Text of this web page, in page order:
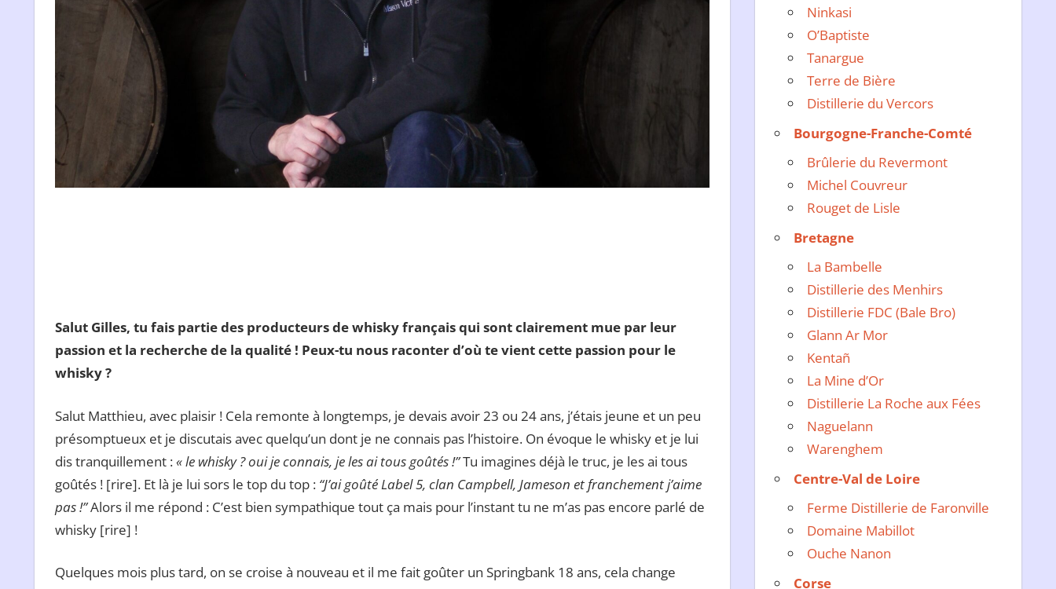
Salut Gilles, tu fais partie des producteurs de whisky français qui sont clairement mue par leur
passion et la recherche de la qualité ! Peux-tu nous raconter d’où te vient cette passion pour le
whisky ?
Salut Matthieu, avec plaisir ! Cela remonte à longtemps, je devais avoir 23 ou 24 ans, j’étais jeune et un peu
présomptueux et je discutais avec quelqu’un dont je ne connais pas l’histoire. On évoque le whisky et je lui
dis tranquillement :« le whisky ? oui je connais, je les ai tous goûtés !”Tu imagines déjà le truc, je les ai tous
goûtés ! [rire]. Et là je lui sors le top du top : “J’ai goûté Label 5, clan Campbell, Jameson et franchement j’aime
pas !”Alors il me répond : C’est bien sympathique tout ça mais pour l’instant tu ne m’as pas encore parlé de
whisky [rire] !
Quelques mois plus tard, on se croise à nouveau et il me fait goûter un Springbank 18 ans, cela change
Ninkasi
O’Baptiste
Tanargue
Terre de Bière
Distillerie du Vercors
Bourgogne-Franche-Comté
Brûlerie du Revermont
Michel Couvreur
Rouget de Lisle
Bretagne
La Bambelle
Distillerie des Menhirs
Distillerie FDC (Bale Bro)
Glann Ar Mor
Kentañ
La Mine d’Or
Distillerie La Roche aux Fées
Naguelann
Warenghem
Centre-Val de Loire
Ferme Distillerie de Faronville
Domaine Mabillot
Ouche Nanon
Corse